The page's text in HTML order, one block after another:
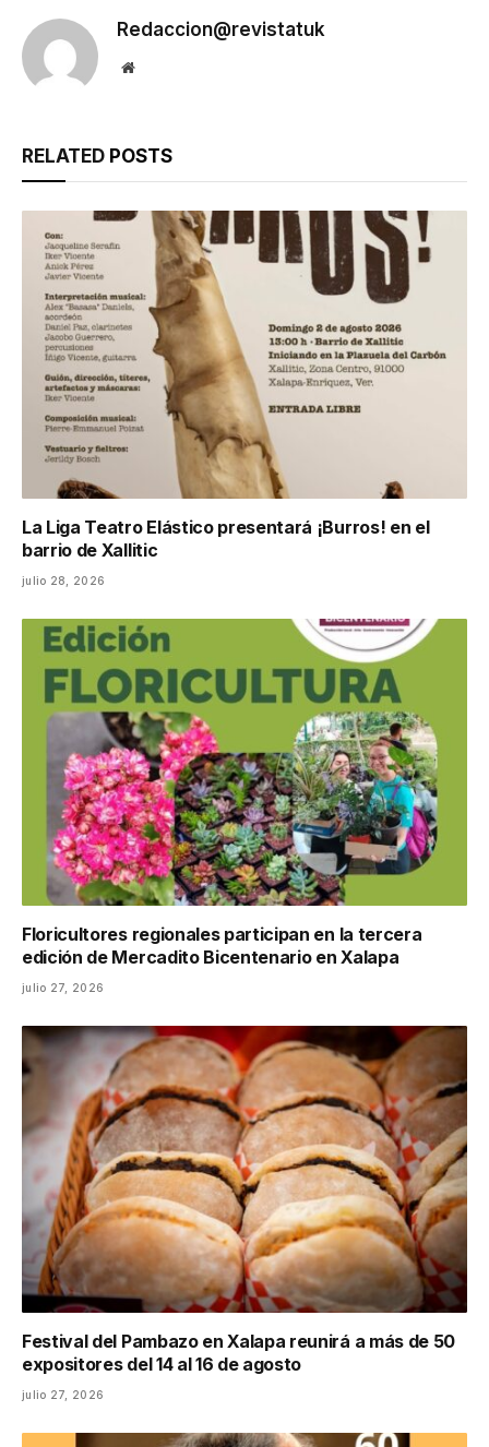
Redaccion@revistatuk
Website
RELATED POSTS
La Liga Teatro Elástico presentará ¡Burros! en el
barrio de Xallitic
julio 28, 2026
Floricultores regionales participan en la tercera
edición de Mercadito Bicentenario en Xalapa
julio 27, 2026
Festival del Pambazo en Xalapa reunirá a más de 50
expositores del 14 al 16 de agosto
julio 27, 2026